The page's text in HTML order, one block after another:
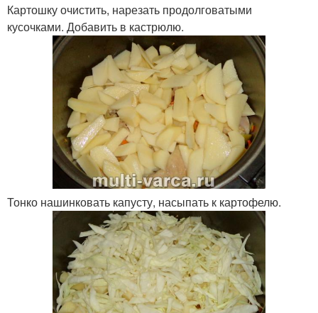
Картошку очистить, нарезать продолговатыми
кусочками. Добавить в кастрюлю.
Тонко нашинковать капусту, насыпать к картофелю.